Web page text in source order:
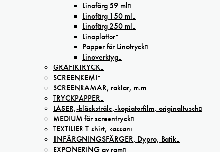
Linofärg 59 ml
Linofärg 150 ml
Linofärg 250 ml
Linoplattor
Papper för Linotryck
Linoverktyg
GRAFIKTRYCK
SCREENKEMI
SCREENRAMAR, raklar, m.m
TRYCKPAPPER
LASER,-bläckstråle,-kopiatorfilm, oríginaltusch
MEDIUM för screentryck
TEXTILIER T-shirt, kassar
IINFÄRGNINGSFÄRGER, Dypro, Batik
EXPONERING av ram